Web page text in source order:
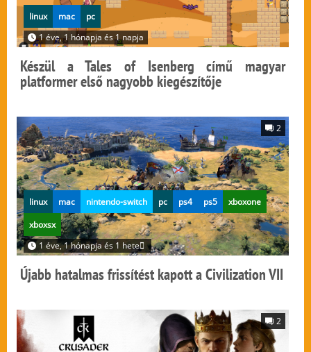
linux mac
pc
1 éve, 1 hónapja és 1 napja
Készül a Tales of Isenberg című magyar
platformer első nagyobb kiegészítője
2
linux mac nintendo-switch pc ps4 ps5
xboxone
xboxsx
1 éve, 1 hónapja és 1 hete
Újabb hatalmas frissítést kapott a Civilization VII
2